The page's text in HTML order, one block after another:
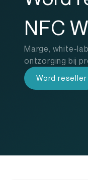
NFC
Marge, white-
ontzorging bij
Word reseller